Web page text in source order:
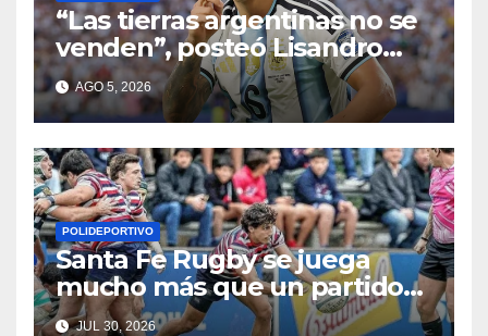
“Las tierras argentinas no se
venden”, posteó Lisandro
Martínez
AGO 5, 2026
POLIDEPORTIVO
Santa Fe Rugby se juega
mucho más que un partido
en Córdoba
JUL 30, 2026